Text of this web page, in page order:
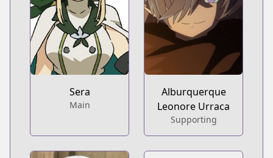
Sera
Main
Alburquerque
Leonore Urraca
Supporting